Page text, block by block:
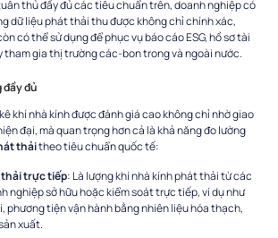
thủ đầy đủ các tiêu chuẩn trên, doanh nghiệp có
dữ liệu phát thải thu được không chỉ chính xác,
có thể sử dụng để phục vụ báo cáo ESG, hồ sơ tài
tham gia thị trường các-bon trong và ngoài nước.
đầy đủ
khí nhà kính được đánh giá cao không chỉ nhờ giao
đại, mà quan trọng hơn cả là khả năng đo lường
thảitheo tiêu chuẩn quốc tế:
thải trực tiếp: Là lượng khí nhà kính phát thải từ các
nghiệp sở hữu hoặc kiểm soát trực tiếp, ví dụ như
phương tiện vận hành bằng nhiên liệu hóa thạch,
xuất.